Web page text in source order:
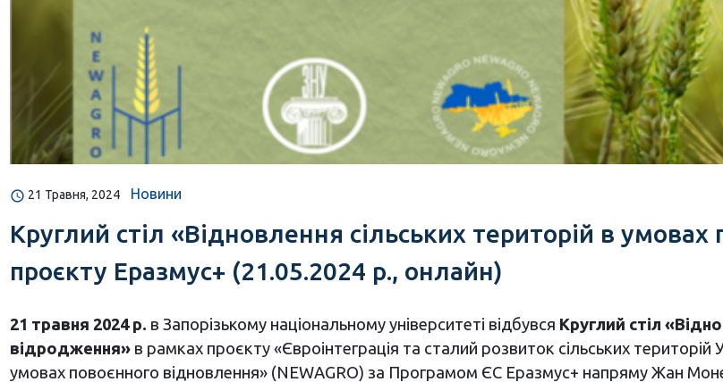
21 Травня, 2024 Новини
Круглий стіл «Відновлення сільських територій в
проєкту Еразмус+ (21.05.2024 р., онлайн)
21 травня 2024 р. в Запорізькому національному університеті відбувся Круглий стіл
відродження»в рамках проєкту «Євроінтеграція та сталий розвиток сільських
умовах повоєнного відновлення» (NEWAGRO) за Програмом ЄС Еразмус+ напряму Жан